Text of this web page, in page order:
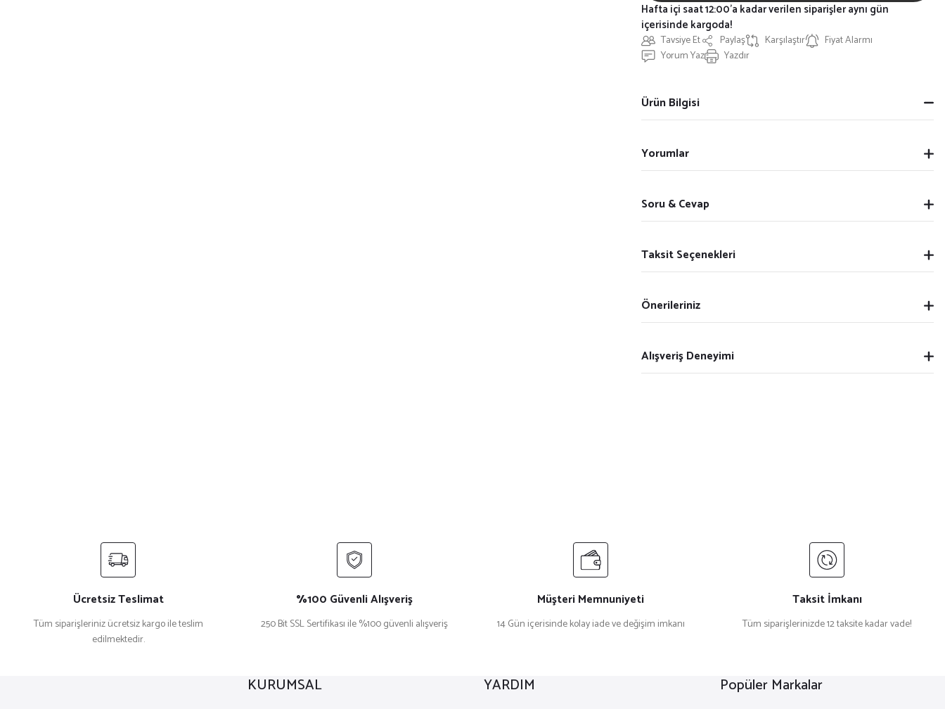
Tavsiye Et Paylaş Karşılaştır
Fiyat Alarmı
Yorum Yaz
Yazdır
Hafta içi saat 12:00'a kadar verilen siparişler aynı gün
içerisinde kargoda!
Ürün Bilgisi
Yorumlar
Soru & Cevap
Taksit Seçenekleri
Önerileriniz
Alışveriş Deneyimi
Ücretsiz Teslimat
Tüm siparişleriniz ücretsiz kargo ile teslim
edilmektedir.
%100 Güvenli Alışveriş
250 Bit SSL Sertifikası ile %100 güvenli alışveriş
Müşteri Memnuniyeti
14 Gün içerisinde kolay iade ve değişim imkanı
Taksit İmkanı
Tüm siparişlerinizde 12 taksite kadar vade!
KURUMSAL YARDIM Popüler Markalar